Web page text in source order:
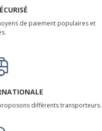
de paiement populaires et
différents transporteurs.